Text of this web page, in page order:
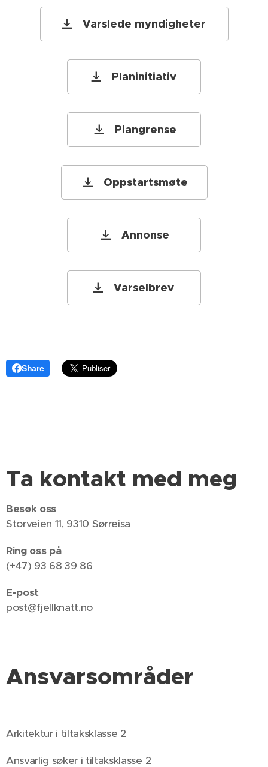
Varslede myndigheter
Planinitiativ
Plangrense
Oppstartsmøte
Annonse
Varselbrev
Share
Ta kontakt med meg
Besøk oss
Storveien 11, 9310 Sørreisa
Ring oss på
(+47) 93 68 39 86
E-post
post@fjellknatt.no
Ansvarsområder
Arkitektur i tiltaksklasse 2
Ansvarlig søker i tiltaksklasse 2